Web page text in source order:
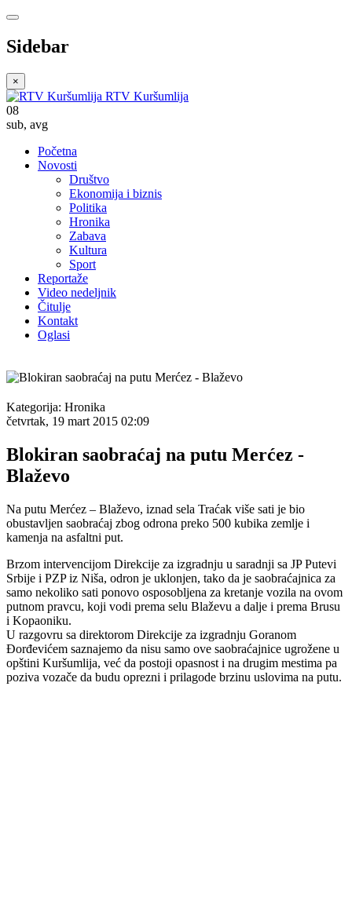
Sidebar
×
RTV Kuršumlija
08
sub, avg
Početna
Novosti
Društvo
Ekonomija i biznis
Politika
Hronika
Zabava
Kultura
Sport
Reportaže
Video nedeljnik
Čitulje
Kontakt
Oglasi
Kategorija: Hronika
četvrtak, 19 mart 2015 02:09
Blokiran saobraćaj na putu Merćez -
Blaževo
Na putu Merćez – Blaževo, iznad sela Traćak više sati je bio
obustavljen saobraćaj zbog odrona preko 500 kubika zemlje i
kamenja na asfaltni put.
Brzom intervencijom Direkcije za izgradnju u saradnji sa JP Putevi
Srbije i PZP iz Niša, odron je uklonjen, tako da je saobraćajnica za
samo nekoliko sati ponovo osposobljena za kretanje vozila na ovom
putnom pravcu, koji vodi prema selu Blaževu a dalje i prema Brusu
i Kopaoniku.
U razgovru sa direktorom Direkcije za izgradnju Goranom
Đorđevićem saznajemo da nisu samo ove saobraćajnice ugrožene u
opštini Kuršumlija, već da postoji opasnost i na drugim mestima pa
poziva vozače da budu oprezni i prilagode brzinu uslovima na putu.